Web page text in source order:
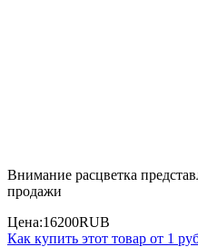
Внимание расцветка
продажи
Цена:16200RUB
Как купить этот товар от 1